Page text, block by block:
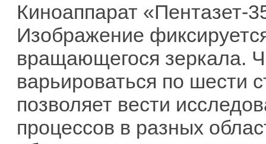
Киноаппарат «Пентазет-
Изображение
вращающегося зеркала.
варьироваться по шести
позволяет вести
процессов в разных